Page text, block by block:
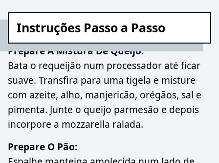
Instruções Passo a Passo
Prepare A Mistura De Queijo:
Bata o requeijão num processador até ficar
suave. Transfira para uma tigela e misture
com azeite, alho, manjericão, orégãos, sal e
pimenta. Junte o queijo parmesão e depois
incorpore a mozzarella ralada.
Prepare O Pão: